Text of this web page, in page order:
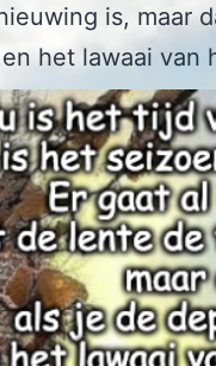
is, maar
het lawaai van